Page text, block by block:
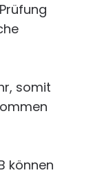
somit
können